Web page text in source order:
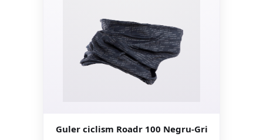
Guler ciclism Roadr 100 Negru-Gri